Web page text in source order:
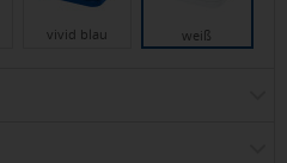
vivid blau weiß